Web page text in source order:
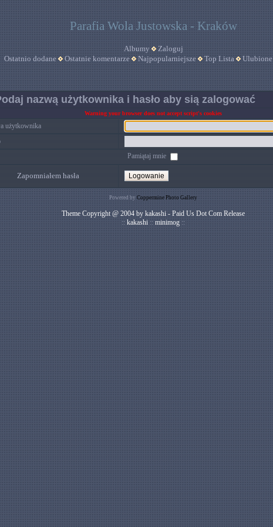
Parafia Wola Justowska - Kraków
Albumy
Zaloguj
Ostatnio dodane
Ostatnie komentarze Najpopularniejsze Top Lista Ulubione
nazwą użytkownika i hasło aby sią zalogować
Warning your browser does not accept script's cookies
użytkownika
Pamiątaj mnie
Zapomniałem hasła
Powered byCoppermine Photo Gallery
Theme Copyright @ 2004 by kakashi - Paid Us Dot Com Release
::kakashi::minimog::